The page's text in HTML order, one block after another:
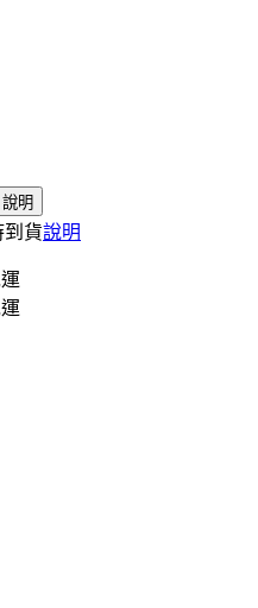
說明
到貨說明